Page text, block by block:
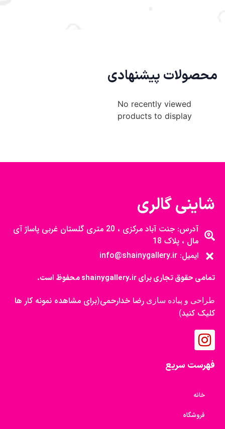
محصولات پیشنهادی
No recently viewed
products to display
شاینی گالری
آدرس: جنت آباد مرکزی ، 20 متری گلستان غربی پاساژ آی
مال ، پلاک 18
ایمیل: info@shainygallery.ir
تمامی حقوق تجاری برای shainygallery.ir محفوظ است.
طراحی و پیاده سازی رضا خدارحمی(برای مشاهده نمونه کار ها
کلیک کنید)
فهرست سریع
خانه
فروشگاه